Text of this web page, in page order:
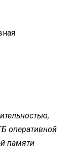
оперативной
памяти